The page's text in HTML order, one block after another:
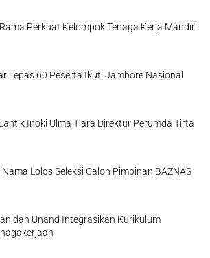
Perkuat Kelompok Tenaga Kerja Mandiri
Lepas 60 Peserta Ikuti Jambore Nasional
Inoki Ulma Tiara Direktur Perumda Tirta
Lolos Seleksi Calon Pimpinan BAZNAS
dan Unand Integrasikan Kurikulum